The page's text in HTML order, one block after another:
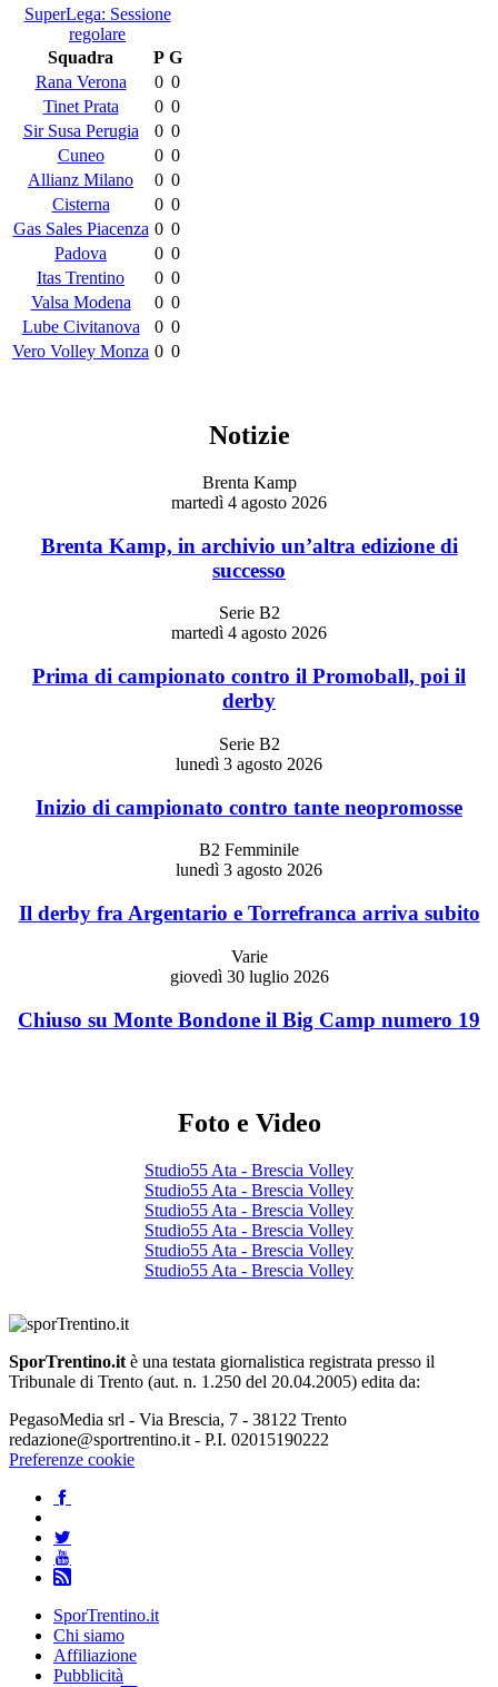
SuperLega: Sessione
regolare
Squadra
P G
Rana Verona
0 0
Tinet Prata
0 0
Sir Susa Perugia
0 0
Cuneo
0 0
Allianz Milano
0 0
Cisterna
0 0
Gas Sales Piacenza 0 0
Padova
0 0
Itas Trentino
0 0
Valsa Modena
0 0
Lube Civitanova
0 0
Vero Volley Monza 0 0
Notizie
Brenta Kamp
martedì 4 agosto 2026
Brenta Kamp, in archivio un’altra edizione di
successo
Serie B2
martedì 4 agosto 2026
Prima di campionato contro il Promoball, poi il
derby
Serie B2
lunedì 3 agosto 2026
Inizio di campionato contro tante neopromosse
B2 Femminile
lunedì 3 agosto 2026
Il derby fra Argentario e Torrefranca arriva subito
Varie
giovedì 30 luglio 2026
Chiuso su Monte Bondone il Big Camp numero 19
Foto e Video
Studio55 Ata - Brescia Volley
Studio55 Ata - Brescia Volley
Studio55 Ata - Brescia Volley
Studio55 Ata - Brescia Volley
Studio55 Ata - Brescia Volley
Studio55 Ata - Brescia Volley
SporTrentino.it è una testata giornalistica registrata presso il
Tribunale di Trento (aut. n. 1.250 del 20.04.2005) edita da:
PegasoMedia srl - Via Brescia, 7 - 38122 Trento
redazione@sportrentino.it - P.I. 02015190222
Preferenze cookie
SporTrentino.it
Chi siamo
Affiliazione
Pubblicità